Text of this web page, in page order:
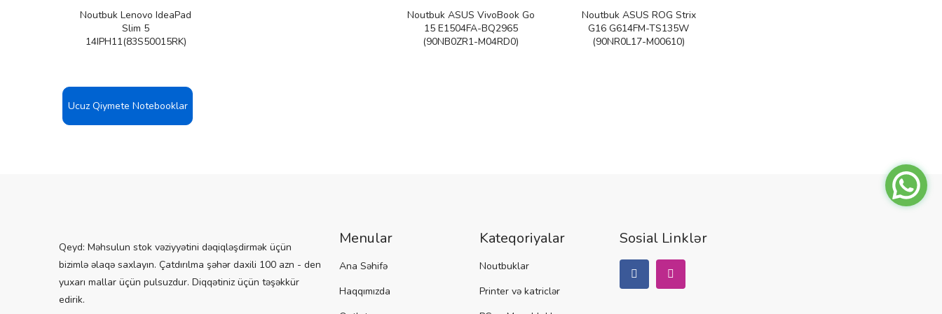
Noutbuk Lenovo IdeaPad
Slim 5
14IPH11(83S50015RK)
Noutbuk ASUS VivoBook Go
15 E1504FA-BQ2965
(90NB0ZR1-M04RD0)
Noutbuk ASUS ROG Strix
G16 G614FM-TS135W
(90NR0L17-M00610)
Ucuz Qiymete Notebooklar
Qeyd: Məhsulun stok vəziyyətini dəqiqləşdirmək üçün
bizimlə əlaqə saxlayın. Çatdırılma şəhər daxili 100 azn - den
yuxarı mallar üçün pulsuzdur. Diqqətiniz üçün təşəkkür
edirik.
Menular
Ana Səhifə
Haqqımızda
Kateqoriyalar
Noutbuklar
Printer və katriclər
Sosial Linklər